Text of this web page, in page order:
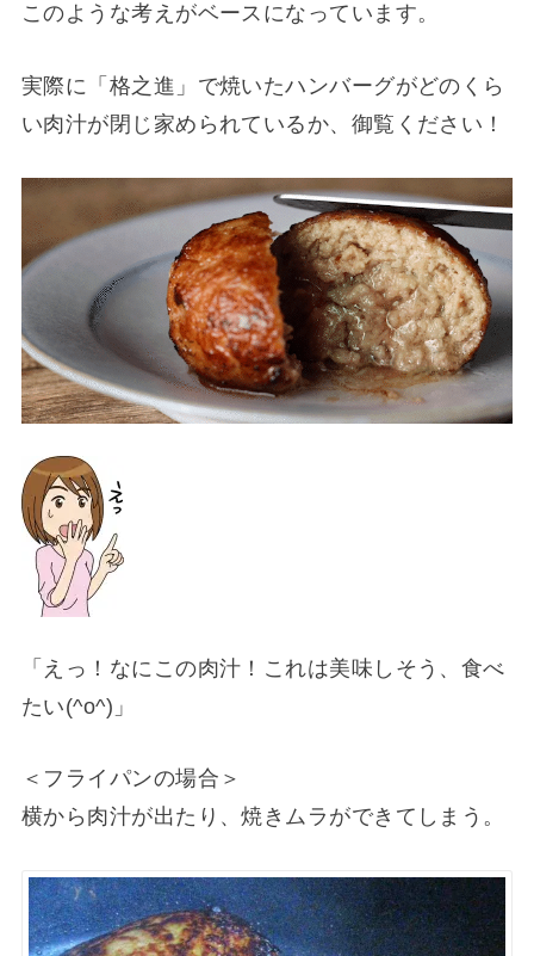
このような考えがベースになっています。
実際に「格之進」で焼いたハンバーグがどのくら
い肉汁が閉じ家められているか、御覧ください！
「えっ！なにこの肉汁！これは美味しそう、食べ
たい(^o^)」
＜フライパンの場合＞
横から肉汁が出たり、焼きムラができてしまう。